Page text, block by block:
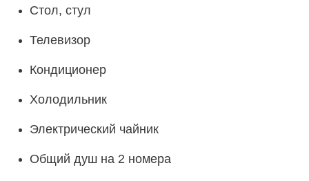
Стол, стул
Телевизор
Кондиционер
Холодильник
Электрический чайник
Общий душ на 2 номера